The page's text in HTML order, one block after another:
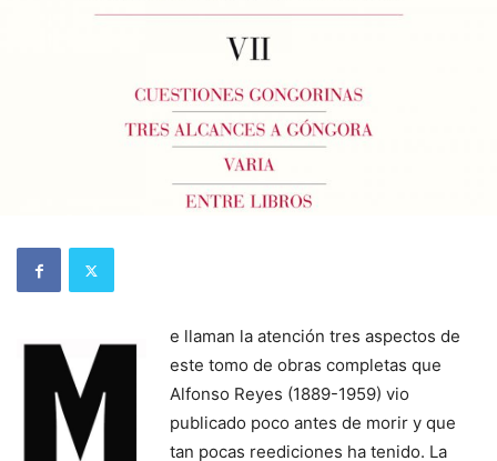
e llaman la atención tres aspectos de
este tomo de obras completas que
Alfonso Reyes (1889-1959) vio
publicado poco antes de morir y que
tan pocas reediciones ha tenido. La